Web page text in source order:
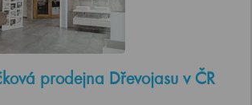
prodejna Dřevojasu v ČR